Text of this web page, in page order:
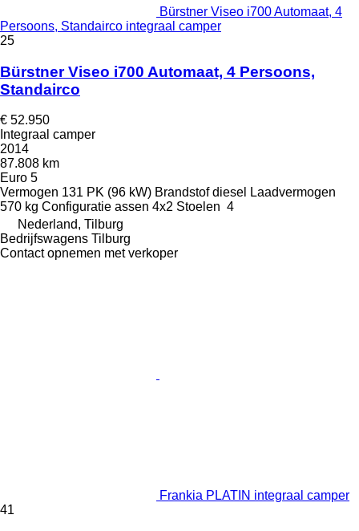
Bürstner Viseo i700 Automaat, 4
Persoons, Standairco integraal camper
25
Bürstner Viseo i700 Automaat, 4 Persoons,
Standairco
€ 52.950
Integraal camper
2014
87.808 km
Euro 5
Vermogen 131 PK (96 kW) Brandstof diesel
Laadvermogen
570 kg Configuratie assen 4x2 Stoelen 4
Nederland, Tilburg
Bedrijfswagens Tilburg
Contact opnemen met verkoper
Frankia PLATIN integraal camper
41